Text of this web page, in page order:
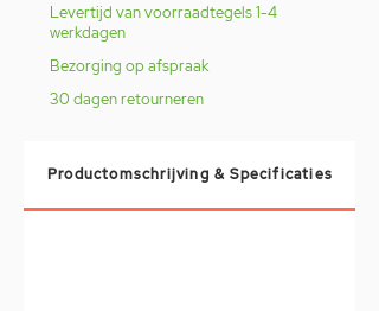
Levertijd van voorraadtegels 1-4
werkdagen
Bezorging op afspraak
30 dagen retourneren
Productomschrijving & Specificaties